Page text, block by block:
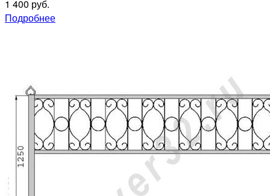
1 400 руб.
Подробнее